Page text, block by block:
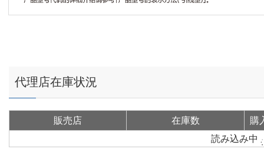
代理店在庫状況
販売店 在庫数
購
読み込み中